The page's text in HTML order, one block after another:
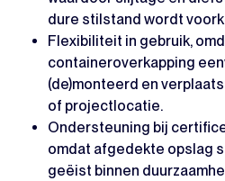
dure stilstand wordt
Flexibiliteit in gebruik,
containeroverkapping
(de)monteerd en
of projectlocatie.
Ondersteuning bij
omdat afgedekte opslag
geëist binnen